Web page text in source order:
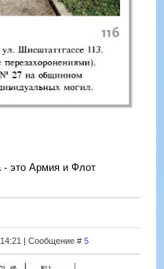
- это Армия и Флот
| Сообщение # 5